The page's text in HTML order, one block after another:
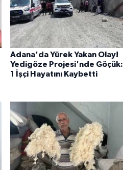
Adana'da Yürek Yakan Olay!
Yedigöze Projesi'nde Göçük:
1 İşçi Hayatını Kaybetti